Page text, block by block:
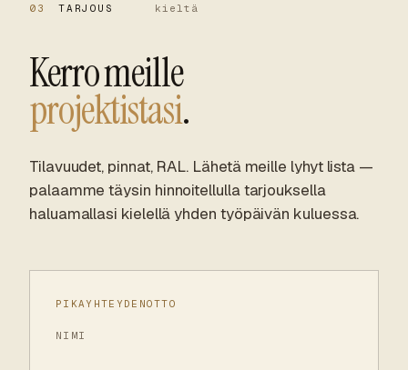
03
TARJOUS
kieltä
Kerro meille
projektistasi.
Tilavuudet, pinnat, RAL. Lähetä meille lyhyt lista —
palaamme täysin hinnoitellulla tarjouksella
haluamallasi kielellä yhden työpäivän kuluessa.
PIKAYHTEYDENOTTO
NIMI